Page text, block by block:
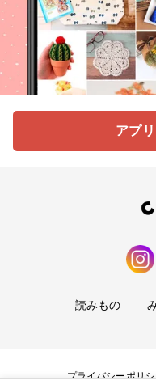
アプ
読みもの
プライバシーポリ